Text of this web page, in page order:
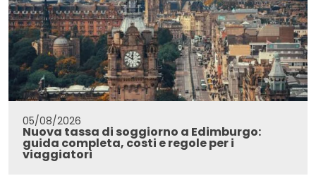
05/08/2026
Nuova tassa di soggiorno a Edimburgo:
guida completa, costi e regole per i
viaggiatori